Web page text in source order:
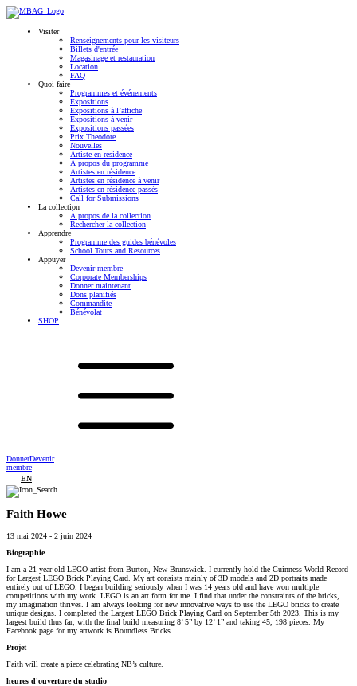
Visiter
Renseignements pour les visiteurs
Billets d'entrée
Magasinage et restauration
Location
FAQ
Quoi faire
Programmes et événements
Expositions
Expositions à l’affiche
Expositions à venir
Expositions passées
Prix Theodore
Nouvelles
Artiste en résidence
À propos du programme
Artistes en résidence
Artistes en résidence à venir
Artistes en résidence passés
Call for Submissions
La collection
À propos de la collection
Rechercher la collection
Apprendre
Programme des guides bénévoles
School Tours and Resources
Appuyer
Devenir membre
Corporate Memberships
Donner maintenant
Dons planifiés
Commandite
Bénévolat
SHOP
DonnerDevenir
membre
EN
Faith Howe
13 mai 2024 - 2 juin 2024
Biographie
I am a 21-year-old LEGO artist from Burton, New Brunswick. I currently hold the Guinness World Record
for Largest LEGO Brick Playing Card. My art consists mainly of 3D models and 2D portraits made
entirely out of LEGO. I began building seriously when I was 14 years old and have won multiple
competitions with my work. LEGO is an art form for me. I find that under the constraints of the bricks,
my imagination thrives. I am always looking for new innovative ways to use the LEGO bricks to create
unique designs. I completed the Largest LEGO Brick Playing Card on September 5th 2023. This is my
largest build thus far, with the final build measuring 8’ 5” by 12’ 1” and taking 45, 198 pieces. My
Facebook page for my artwork is Boundless Bricks.
Projet
Faith will create a piece celebrating NB’s culture.
heures d'ouverture du studio